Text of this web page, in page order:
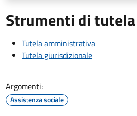
Strumenti di tutela
Tutela amministrativa
Tutela giurisdizionale
Argomenti:
Assistenza sociale